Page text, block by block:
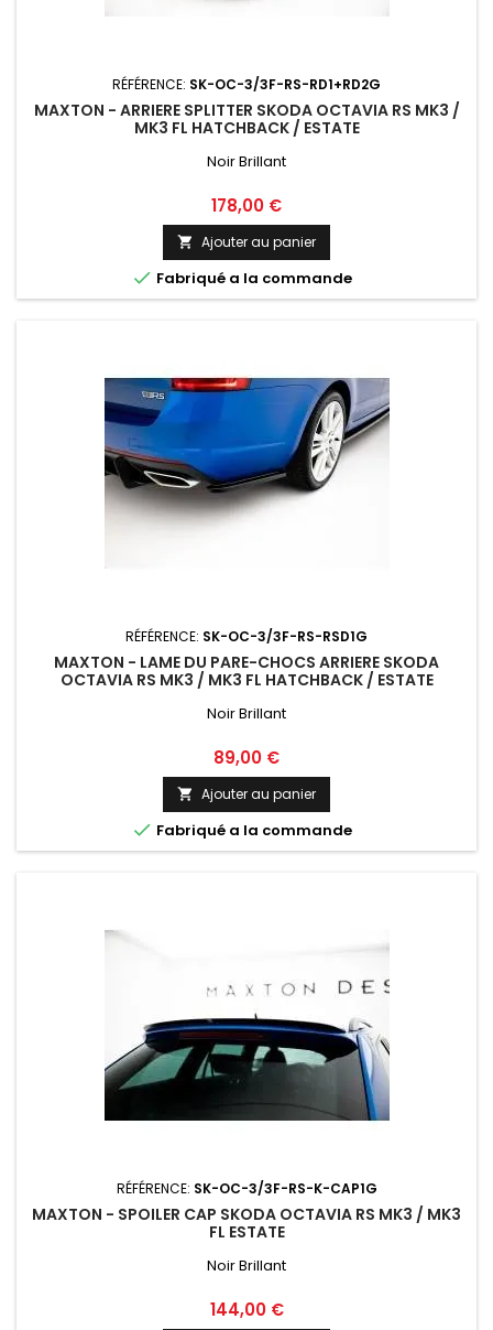
RÉFÉRENCE: SK-OC-3/3F-RS-RD1+RD2G
MAXTON - ARRIERE SPLITTER SKODA OCTAVIA RS MK3 /
MK3 FL HATCHBACK / ESTATE
Noir Brillant
Prix
178,00 €
 Ajouter au panier
 Fabriqué a la commande
RÉFÉRENCE: SK-OC-3/3F-RS-RSD1G
MAXTON - LAME DU PARE-CHOCS ARRIERE SKODA
OCTAVIA RS MK3 / MK3 FL HATCHBACK / ESTATE
Noir Brillant
Prix
89,00 €
 Ajouter au panier
 Fabriqué a la commande
RÉFÉRENCE: SK-OC-3/3F-RS-K-CAP1G
MAXTON - SPOILER CAP SKODA OCTAVIA RS MK3 / MK3
FL ESTATE
Noir Brillant
Prix
144,00 €